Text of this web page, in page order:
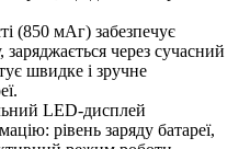
(850 мАг) забезпечує
через сучасний
швидке і зручне
LED-дисплей
рівень заряду батареї,